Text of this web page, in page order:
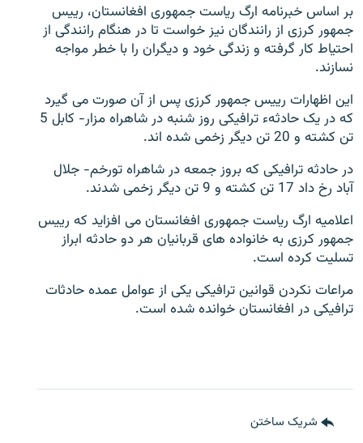
'کووید-۱۹'
تماس
Azadi English
همۀ سایت‌های رادیو آزادی/ رادیو اروپای آزاد
بر اساس خبرنامه ارگ ریاست جمهوری افغانستان، رییس
جمهور کرزی از رانندگان نیز خواست تا در هنگام رانندگی از
احتیاط کار گرفته و زندگی خود و دیگران را با خطر مواجه
نسازند.
این اظهارات رییس جمهور کرزی پس از آن صورت می گیرد
که در یک حادثهء ترافیکی روز شنبه در شاهراه مزار- کابل 5
تن کشته و 20 تن دیگر زخمی شده اند.
در حادثه ترافیکی که بروز جمعه در شاهراه تورخم- جلال
آباد رخ داد 17 تن کشته و 9 تن دیگر زخمی شدند.
اعلامیه ارگ ریاست جمهوری افغانستان می افزاید که رییس
جمهور کرزی به خانواده های قربانیان هر دو حادثه ابراز
تسلیت کرده است.
مراعات نکردن قوانین ترافیکی یکی از عوامل عمده حادثات
ترافیکی در افغانستان خوانده شده است.
شریک ساختن